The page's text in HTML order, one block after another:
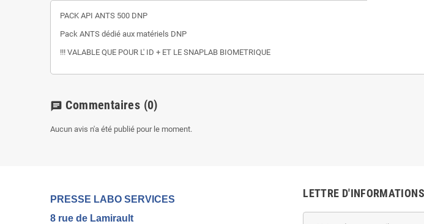
PACK API ANTS 500 DNP
Pack ANTS dédié aux matériels DNP
!!! VALABLE QUE POUR L' ID + ET LE SNAPLAB BIOMETRIQUE
chat Commentaires (0)
Aucun avis n'a été publié pour le moment.
PRESSE LABO SERVICES
8 rue de Lamirault
LETTRE D'INFORMATIONS